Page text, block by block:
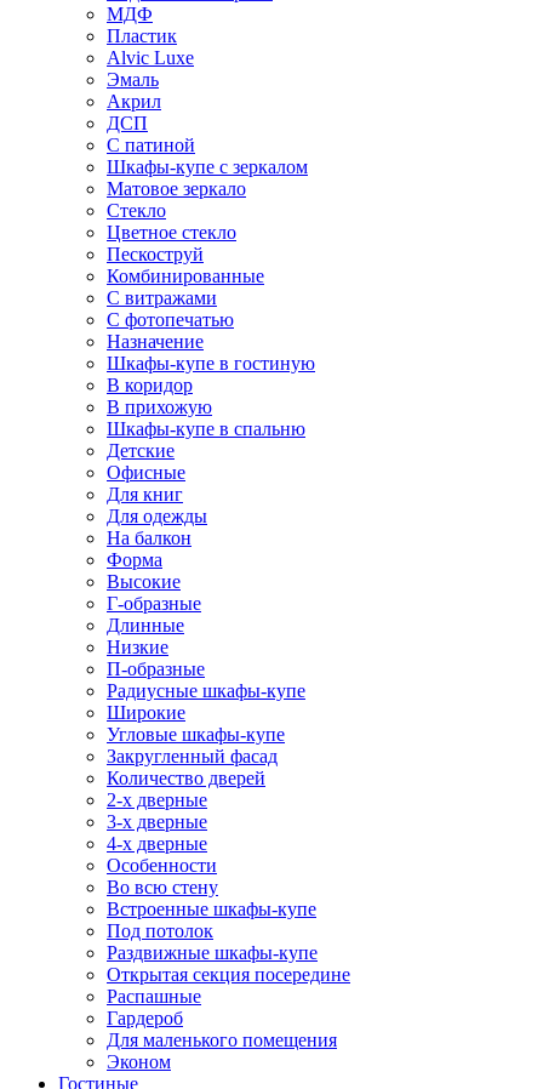
МДФ
Пластик
Alvic Luxe
Эмаль
Акрил
ДСП
С патиной
Шкафы-купе с зеркалом
Матовое зеркало
Стекло
Цветное стекло
Пескоструй
Комбинированные
С витражами
С фотопечатью
Назначение
Шкафы-купе в гостиную
В коридор
В прихожую
Шкафы-купе в спальню
Детские
Офисные
Для книг
Для одежды
На балкон
Форма
Высокие
Г-образные
Длинные
Низкие
П-образные
Радиусные шкафы-купе
Широкие
Угловые шкафы-купе
Закругленный фасад
Количество дверей
2-х дверные
3-х дверные
4-х дверные
Особенности
Во всю стену
Встроенные шкафы-купе
Под потолок
Раздвижные шкафы-купе
Открытая секция посередине
Распашные
Гардероб
Для маленького помещения
Эконом
Гостиные